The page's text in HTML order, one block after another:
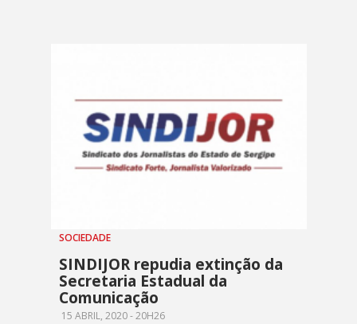
SOCIEDADE
SINDIJOR repudia extinção da
Secretaria Estadual da
Comunicação
15 ABRIL, 2020 - 20H26